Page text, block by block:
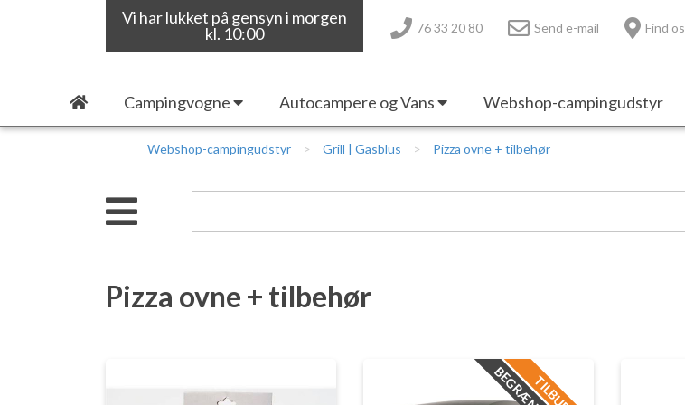
Vi har lukket på gensyn i morgen
kl. 10:00
76 33 20 80 Send e-mail Find os
Campingvogne Autocampere og Vans Webshop-campingudstyr
Webshop-campingudstyr Grill | Gasblus Pizza ovne + tilbehør
Pizza ovne + tilbehør
TILBUD